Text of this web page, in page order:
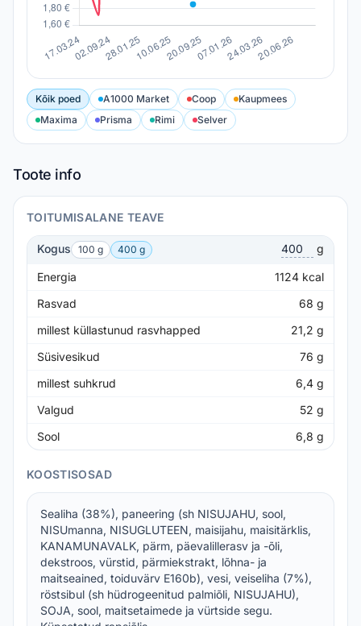
Kõik poed A1000 Market Coop
Kaupmees
Maxima
Prisma Rimi Selver
Toote info
TOITUMISALANE TEAVE
Kogus 100 g 400 g g
Energia 1124 kcal
Rasvad
68 g
millest küllastunud rasvhapped
21,2 g
Süsivesikud
76 g
millest suhkrud
6,4 g
Valgud
52 g
Sool
6,8 g
KOOSTISOSAD
Sealiha (38%), paneering (sh NISUJAHU, sool,
NISUmanna, NISUGLUTEEN, maisijahu, maisitärklis,
KANAMUNAVALK, pärm, päevalillerasv ja -õli,
dekstroos, vürstid, pärmiekstrakt, lõhna- ja
maitseained, toiduvärv E160b), vesi, veiseliha (7%),
röstsibul (sh hüdrogeenitud palmiõli, NISUJAHU),
SOJA, sool, maitsetaimede ja vürtside segu.